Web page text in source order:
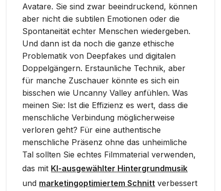
Avatare. Sie sind zwar beeindruckend, können
aber nicht die subtilen Emotionen oder die
Spontaneität echter Menschen wiedergeben.
Und dann ist da noch die ganze ethische
Problematik von Deepfakes und digitalen
Doppelgängern. Erstaunliche Technik, aber
für manche Zuschauer könnte es sich ein
bisschen wie Uncanny Valley anfühlen. Was
meinen Sie: Ist die Effizienz es wert, dass die
menschliche Verbindung möglicherweise
verloren geht? Für eine authentische
menschliche Präsenz ohne das unheimliche
Tal sollten Sie echtes Filmmaterial verwenden,
das mit KI-ausgewählter Hintergrundmusik
und marketingoptimiertem Schnitt verbessert